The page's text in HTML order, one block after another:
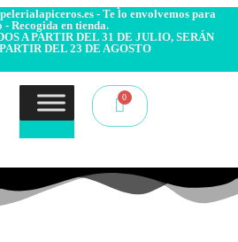
- Te lo envolvemos para
- Recogida en tienda.
A PARTIR DEL 31 DE JULIO, SERÁN
DEL 23 DE AGOSTO